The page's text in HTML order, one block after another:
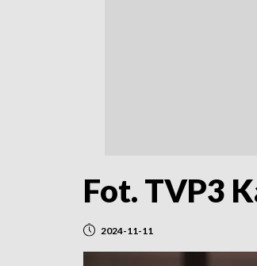
Fot. TVP3
2024-11-11